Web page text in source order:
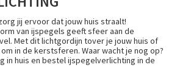
jij ervoor dat jouw huis straalt!
van ijspegels geeft sfeer aan de
Met dit lichtgordijn tover je jouw huis of
in de kerstsferen. Waar wacht je nog op?
in huis en bestel ijspegelverlichting in de